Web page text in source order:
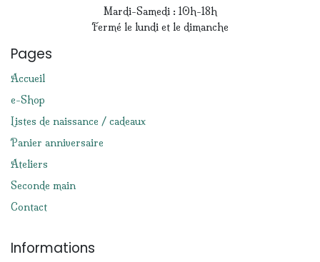
Mardi-Samedi : 10h-18h
Fermé le lundi et le dimanche
Pages
Accueil
e-Shop
Listes de naissance / cadeaux
Panier anniversaire
Ateliers
Seconde main
Contact
Informations